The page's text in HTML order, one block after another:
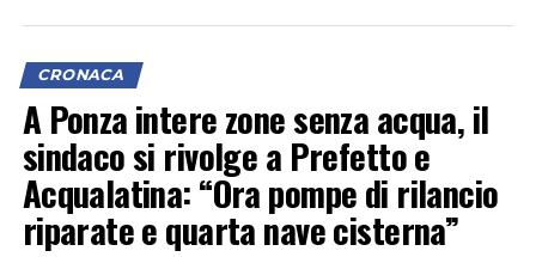
indice di 6 infortuni mortali ogni 100mila occupati, il
territorio pontino si è posizionato subito dopo
Frosinone (6,3) e prima di Rieti (5,1), Viterbo (4) e Roma
(3,1)”.
CRONACA
A Ponza intere zone senza acqua, il
sindaco si rivolge a Prefetto e
Acqualatina: “Ora pompe di rilancio
riparate e quarta nave cisterna”